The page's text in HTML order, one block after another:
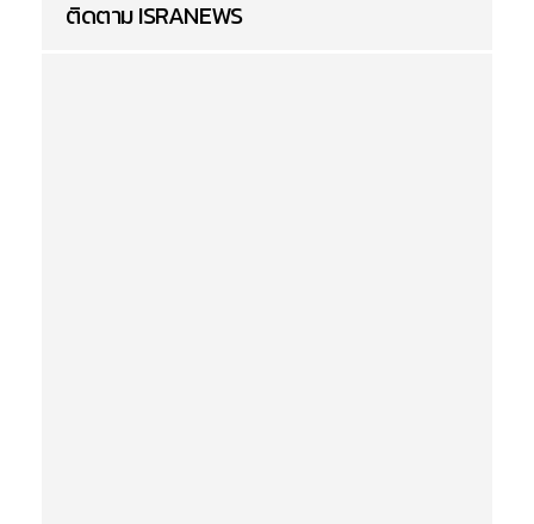
ติดตาม ISRANEWS